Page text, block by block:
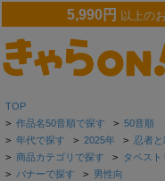
5,990円 以上の
TOP
> 作品名50音順で探す > 50音順
> 年代で探す > 2025年 > 忍者
> 商品カテゴリで探す > タペスト
> バナーで探す > 男性向